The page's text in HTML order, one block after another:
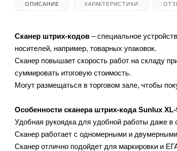
ОПИСАНИЕ ХАРАКТЕРИСТИКИ
Сканер штрих-кодов – специальное
носителей, например, товарных упаковок.
Сканер повышает скорость работ на складу
суммировать итоговую стоимость.
Могут размещаться в торговом зале, чтобы
Особенности сканера штрих-кодаSunlux XL-
Удобная рукоядка для удобной работы даже
Сканер работает с одномерными и
Сканер отлично подойдет для маркировки и